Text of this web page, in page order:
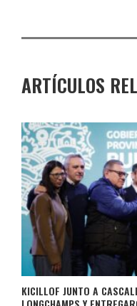
ARTÍCULOS
KICILLOF JUNTO A